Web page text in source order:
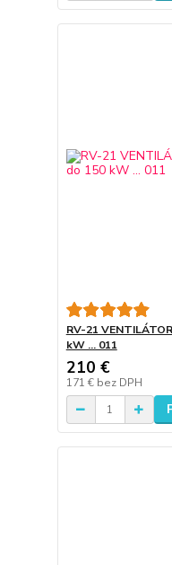
RV-21
kW ... 011
210 €
171 € bez DPH